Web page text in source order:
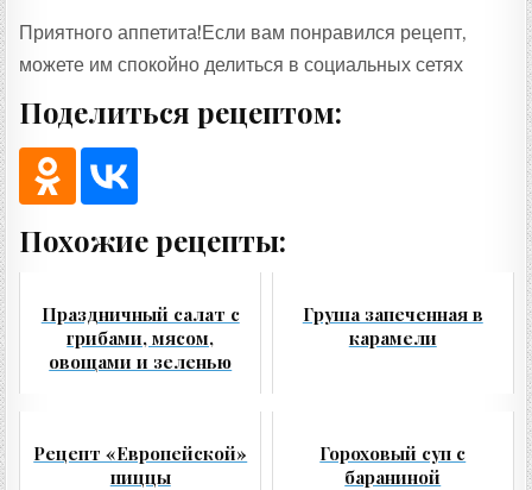
Приятного аппетита!Если вам понравился рецепт,
можете им спокойно делиться в социальных сетях
Поделиться рецептом:
Похожие рецепты:
Праздничный салат с
грибами, мясом,
овощами и зеленью
Груша запеченная в
карамели
Рецепт «Европейской»
пиццы
Гороховый суп с
бараниной